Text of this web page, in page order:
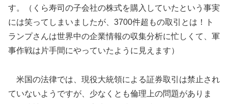
す。（くら寿司の子会社の株式を購入していたという事実
には笑ってしまいましたが、3700件超もの取引とは！ト
ランプさんは世界中の企業情報の収集分析に忙しくて、軍
事作戦は片手間にやっていたように見えます）
米国の法律では、現役大統領による証券取引は禁止され
ていないようですが、少なくとも倫理上の問題がありま